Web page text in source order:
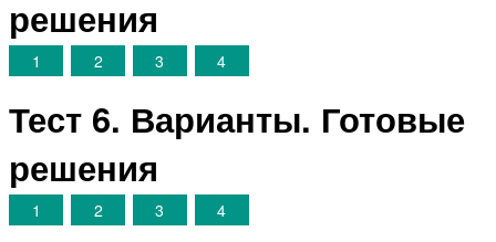
решения
1 2 3 4
Тест 6. Варианты. Готовые
решения
1 2 3 4